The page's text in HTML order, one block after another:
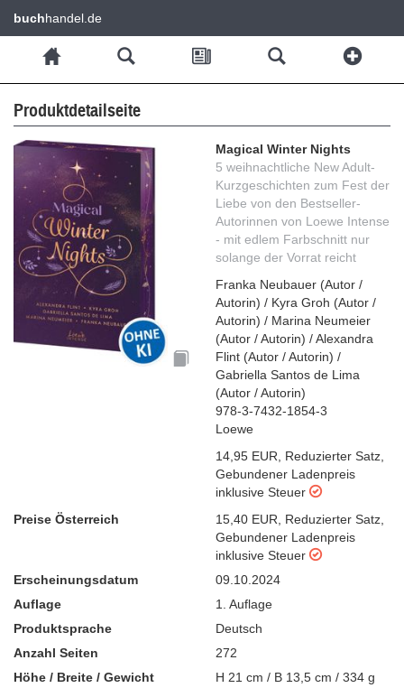
buchhandel.de
Produktdetailseite
Magical Winter Nights
5 weihnachtliche New Adult-
Kurzgeschichten zum Fest der
Liebe von den Bestseller-
Autorinnen von Loewe Intense
- mit edlem Farbschnitt nur
solange der Vorrat reicht
Franka Neubauer (Autor /
Autorin) / Kyra Groh (Autor /
Autorin) / Marina Neumeier
(Autor / Autorin) /Alexandra
Flint (Autor / Autorin) /
Gabriella Santos de Lima
(Autor / Autorin)
978-3-7432-1854-3
Loewe
14,95 EUR
Reduzierter Satz
Gebundener Ladenpreis
inklusive Steuer
Preise Österreich
15,40 EUR Reduzierter Satz
Gebundener Ladenpreis
inklusive Steuer
Erscheinungsdatum
09.10.2024
Auflage
1. Auflage
Produktsprache
Deutsch
Anzahl Seiten
272
Höhe / Breite / Gewicht
H 21 cm / B 13,5 cm / 334 g